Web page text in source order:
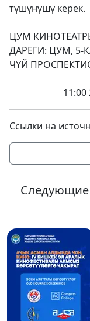
түшүнүшү керек.
ЦУМ
ДАРЕГИ: ЦУМ, 5-
ЧҮЙ
11:00 2-
Ссылки на
Следующие